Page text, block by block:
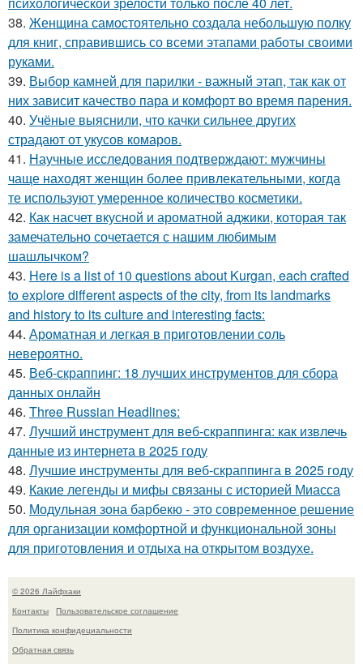
38. Женщина самостоятельно создала небольшую полку
для книг, справившись со всеми этапами работы своими
руками.
39. Выбор камней для парилки - важный этап, так как от
них зависит качество пара и комфорт во время парения.
40. Учёные выяснили, что качки сильнее других
страдают от укусов комаров.
41. Научные исследования подтверждают: мужчины
чаще находят женщин более привлекательными, когда
те используют умеренное количество косметики.
42. Как насчет вкусной и ароматной аджики, которая так
замечательно сочетается с нашим любимым
шашлычком?
43. Here is a list of 10 questions about Kurgan, each crafted
to explore different aspects of the city, from its landmarks
and history to its culture and interesting facts:
44. Ароматная и легкая в приготовлении соль
невероятно.
45. Веб-скраппинг: 18 лучших инструментов для сбора
данных онлайн
46. Three Russian Headlines:
47. Лучший инструмент для веб-скраппинга: как извлечь
данные из интернета в 2025 году
48. Лучшие инструменты для веб-скраппинга в 2025 году
49. Какие легенды и мифы связаны с историей Миасса
50. Модульная зона барбекю - это современное решение
для организации комфортной и функциональной зоны
для приготовления и отдыха на открытом воздухе.
© 2026 Лайфхаки
Контакты
Пользовательское соглашение
Политика конфидециальности
Обратная связь